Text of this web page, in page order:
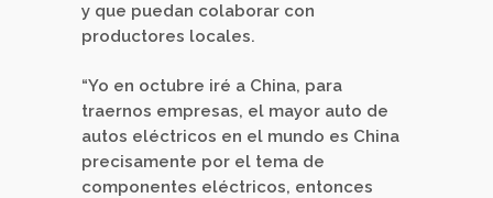
y que puedan colaborar con
productores locales.
“Yo en octubre iré a China, para
traernos empresas, el mayor auto de
autos eléctricos en el mundo es China
precisamente por el tema de
componentes eléctricos, entonces